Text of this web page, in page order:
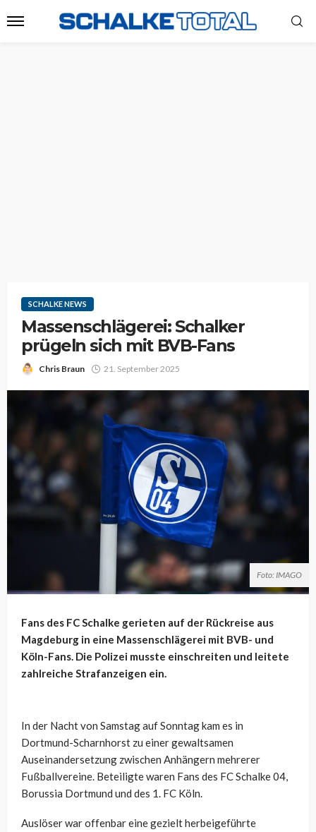
SCHALKE NEWS
Massenschlägerei: Schalker
prügeln sich mit BVB-Fans
Chris Braun 21. September 2025
Foto: IMAGO
Fans des FC Schalke gerieten auf der Rückreise aus
Magdeburg in eine Massenschlägerei mit BVB- und
Köln-Fans. Die Polizei musste einschreiten und leitete
zahlreiche Strafanzeigen ein.
In der Nacht von Samstag auf Sonntag kam es in
Dortmund-Scharnhorst zu einer gewaltsamen
Auseinandersetzung zwischen Anhängern mehrerer
Fußballvereine. Beteiligte waren Fans des FC Schalke 04,
Borussia Dortmund und des 1. FC Köln.
Auslöser war offenbar eine gezielt herbeigeführte